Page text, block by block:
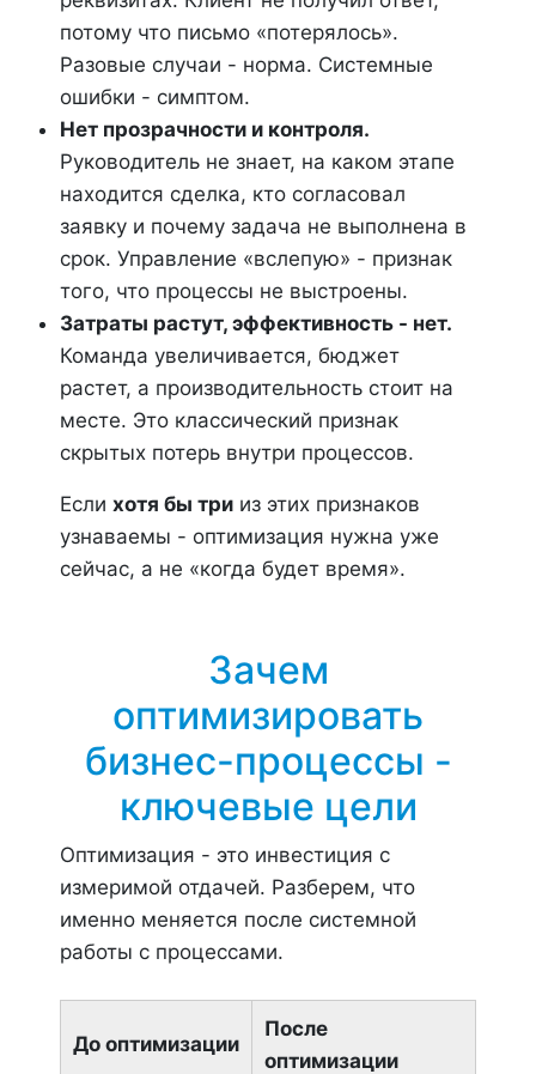
потому что письмо «потерялось».
Разовые случаи - норма. Системные
ошибки - симптом.
Нет прозрачности и контроля.
Руководитель не знает, на каком этапе
находится сделка, кто согласовал
заявку и почему задача не выполнена в
срок. Управление «вслепую» - признак
того, что процессы не выстроены.
Затраты растут, эффективность - нет.
Команда увеличивается, бюджет
растет, а производительность стоит на
месте. Это классический признак
скрытых потерь внутри процессов.
Если хотя бы три из этих признаков
узнаваемы - оптимизация нужна уже
сейчас, а не «когда будет время».
Зачем
оптимизировать
бизнес-процессы -
ключевые цели
Оптимизация - это инвестиция с
измеримой отдачей. Разберем, что
именно меняется после системной
работы с процессами.
До оптимизации
После
оптимизации